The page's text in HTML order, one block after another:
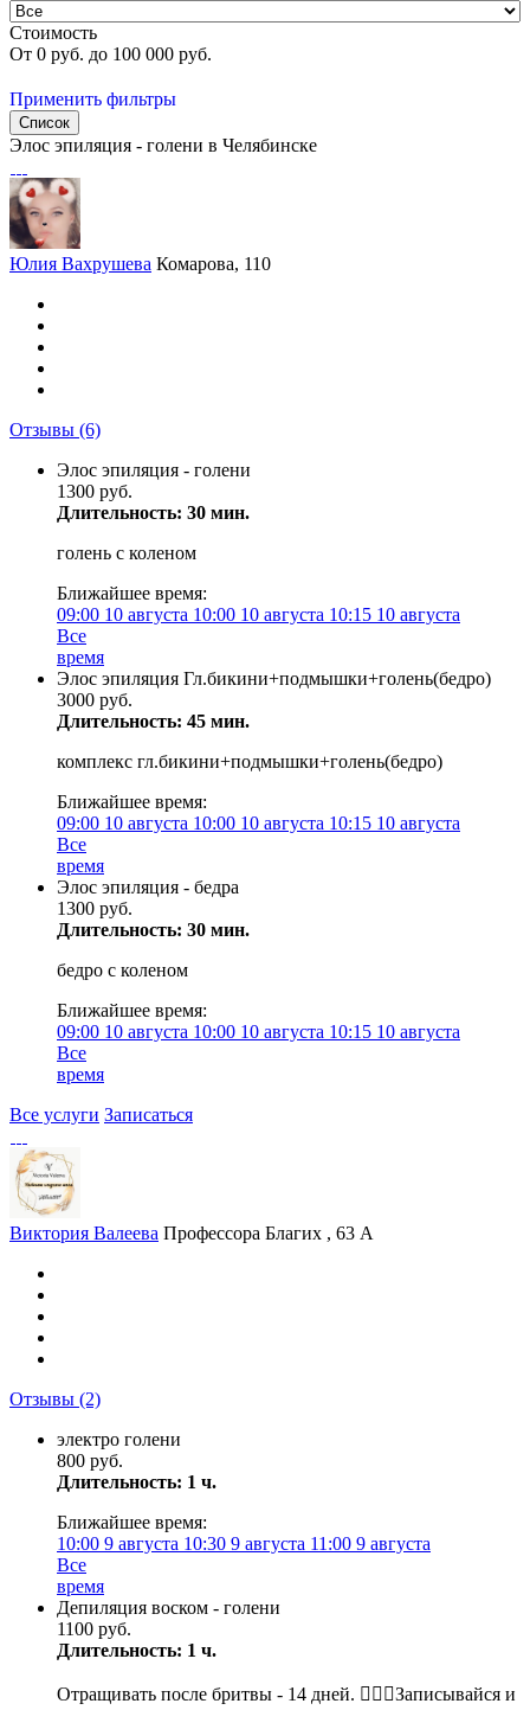
Стоимость
От 0 руб. до 100 000 руб.
Применить фильтры
Список
Элос эпиляция - голени в Челябинске
Юлия Вахрушева Комарова, 110
Отзывы (6)
Элос эпиляция - голени
1300 руб.
Длительность: 30 мин.
голень с коленом
Ближайшее время:
09:00 10 августа 10:00 10 августа 10:15 10 августа
Все
время
Элос эпиляция Гл.бикини+подмышки+голень(бедро)
3000 руб.
Длительность: 45 мин.
комплекс гл.бикини+подмышки+голень(бедро)
Ближайшее время:
09:00 10 августа 10:00 10 августа 10:15 10 августа
Все
время
Элос эпиляция - бедра
1300 руб.
Длительность: 30 мин.
бедро с коленом
Ближайшее время:
09:00 10 августа 10:00 10 августа 10:15 10 августа
Все
время
Все услуги Записаться
Виктория Валеева Профессора Благих , 63 А
Отзывы (2)
электро голени
800 руб.
Длительность: 1 ч.
Ближайшее время:
10:00 9 августа 10:30 9 августа 11:00 9 августа
Все
время
Депиляция воском - голени
1100 руб.
Длительность: 1 ч.
Отращивать после бритвы - 14 дней. 💁🏼‍♀️Записывайся и